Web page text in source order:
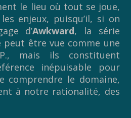
le lieu où tout se joue,
enjeux, puisqu’il, si on
d’Awkward, la série
peut être vue comme une
mais ils constituent
inépuisable pour
comprendre le domaine,
à notre rationalité, des